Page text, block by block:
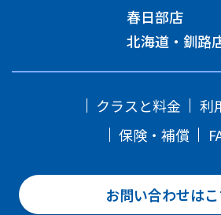
春日部店
北海道・釧路
クラスと料金
利
保険・補償
お問い合わせは